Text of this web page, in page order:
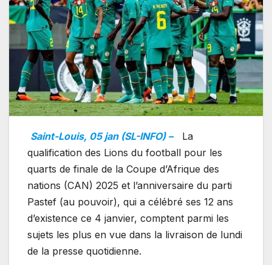
Saint-Louis, 05 jan (SL-INFO) –
La
qualification des Lions du football pour les
quarts de finale de la Coupe d’Afrique des
nations (CAN) 2025 et l’anniversaire du parti
Pastef (au pouvoir), qui a célébré ses 12 ans
d’existence ce 4 janvier, comptent parmi les
sujets les plus en vue dans la livraison de lundi
de la presse quotidienne.